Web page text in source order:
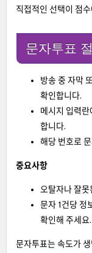
직접적인 선택이 점
문자투표
방송 중 자막
확인합니다.
메시지 입력란
합니다.
해당 번호로
중요사항
오탈자나 잘
문자 1건당 정
확인해 주세요.
문자투표는 속도가